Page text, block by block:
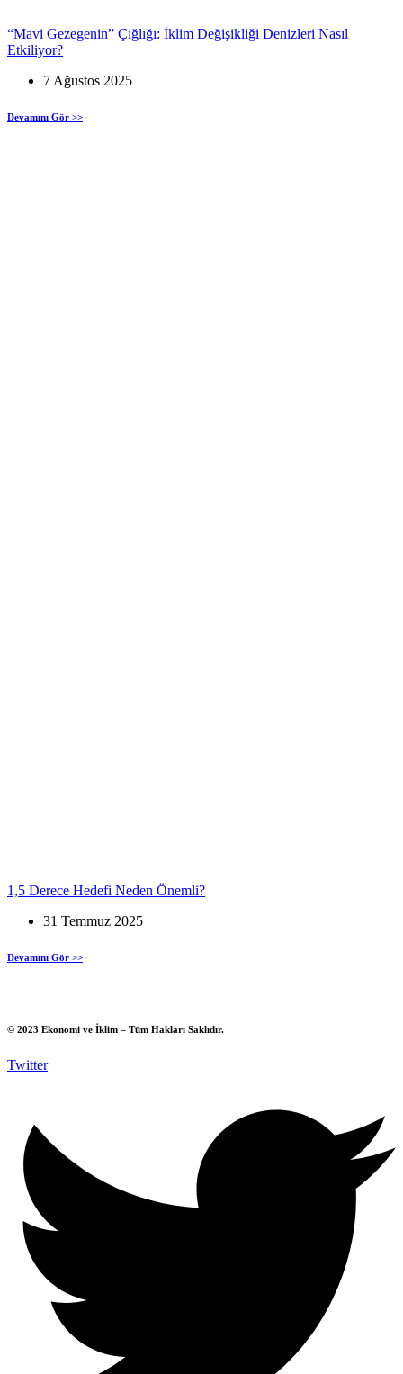
“Mavi Gezegenin” Çığlığı: İklim Değişikliği Denizleri Nasıl
Etkiliyor?
7 Ağustos 2025
Devamını Gör >>
1,5 Derece Hedefi Neden Önemli?
31 Temmuz 2025
Devamını Gör >>
© 2023 Ekonomi ve İklim – Tüm Hakları Saklıdır.
Twitter